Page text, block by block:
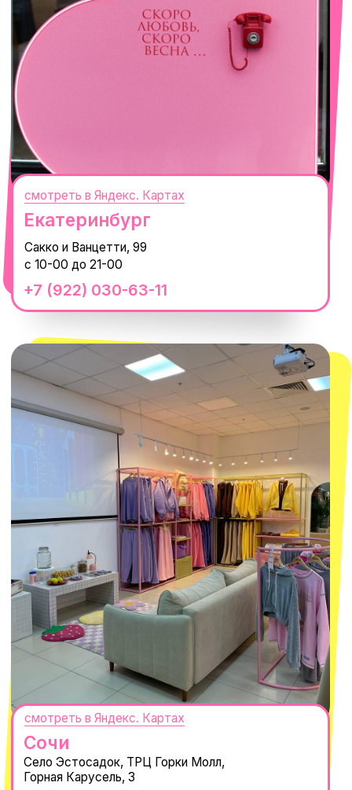
Сочи
Село Эстосадок, ТРЦ Горки Молл,
Горная Карусель, 3
+7 (919) 374-04-04
с 10-00 до 22-00
смотреть в Яндекс. Картах
+7 (932) 602-41-15
ТРК «Европолис Ростокино»
ул. Проспект Мира, 211 к2
с 10-00 до 22-00
Москва
смотреть в Яндекс.Картах
Нажимая "Подписаться", вы соглашаетесь с
персональных данныхиСогласием на рассылку электронных
сообщений
ПОДПИСАТЬСЯ
СЕКРЕТНЫЕ ПРОМОКОДЫ, ПРИГЛАШЕНИЯ
НА МЕРОПРИЯТИЯ И АНОНСЫ НОВИНОК
РАНЬШЕ ВСЕХ
@MACROCOSM_STORE
000+ подписчиков
14'000+ подписчиков в нашем Telegram-
канале